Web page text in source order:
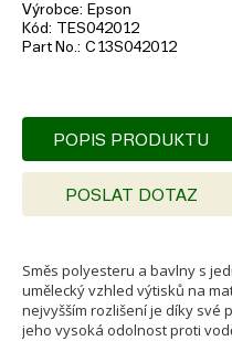
Výrobce
Epson
Kód
TES042012
Part No. C13S042012
POPIS PRODUKTU
POSLAT DOTAZ
Směs polyesteru a bavlny s
umělecký vzhled výtisků na
nejvyšším rozlišení je díky své
jeho vysoká odolnost proti